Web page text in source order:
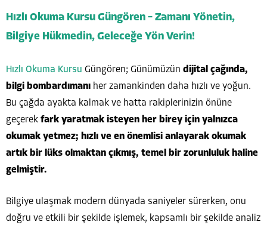
Hızlı Okuma Kursu Güngören – Zamanı Yönetin,
Bilgiye Hükmedin, Geleceğe Yön Verin!
Hızlı Okuma Kursu Güngören; Günümüzün dijital çağında,
bilgi bombardımanı her zamankinden daha hızlı ve yoğun.
Bu çağda ayakta kalmak ve hatta rakiplerinizin önüne
geçerek fark yaratmak isteyen her birey için yalnızca
okumak yetmez; hızlı ve en önemlisi anlayarak okumak
artık bir lüks olmaktan çıkmış, temel bir zorunluluk haline
gelmiştir.
Bilgiye ulaşmak modern dünyada saniyeler sürerken, onu
doğru ve etkili bir şekilde işlemek, kapsamlı bir şekilde analiz